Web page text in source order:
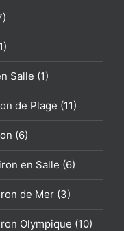
Salle (1)
de Plage (11)
(6)
en Salle (6)
de Mer (3)
Olympique (10)